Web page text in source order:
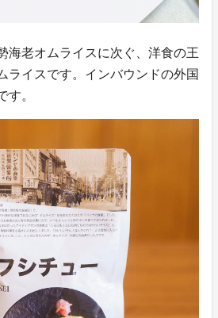
海老オムライスに次ぐ、洋食の王
ライスです。インバウンドの外国
す。